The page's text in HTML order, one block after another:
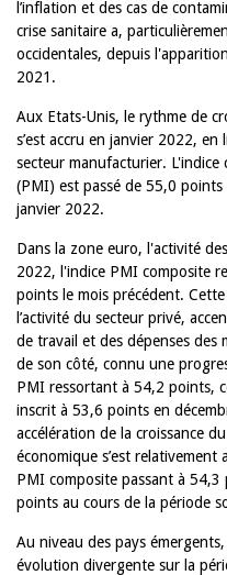
l’inflation et des cas de
crise sanitaire a,
occidentales, depuis
2021.
Aux Etats-Unis, le rythme de
s’est accru en janvier 2022, en
secteur manufacturier. L'indice
(PMI) est passé de 55,0
janvier 2022.
Dans la zone euro, l'activité
2022, l'indice PMI composite
points le mois précédent.
l’activité du secteur privé,
de travail et des dépenses des
de son côté, connu une
PMI ressortant à 54,2 points,
inscrit à 53,6 points en
accélération de la croissance
économique s’est relativement
PMI composite passant à
points au cours de la période
Au niveau des pays
évolution divergente sur la